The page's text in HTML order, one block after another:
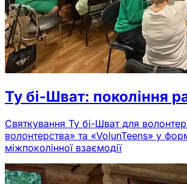
Ту бі-Шват: покоління
Святкування Ту бі-Шват для
волонтерства» та «VolunTeens» у
міжпоколінної взаємодії